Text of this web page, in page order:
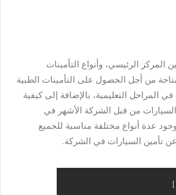
المركز الرئيسي، وأنواع التأمينات
من أجل الحصول على التأمينات الطبية
المراحل التعليمية، بالإضافة إلى كيفية
من قبل الشركة الأشهر في
عدة أنواع مختلفة مناسبة للجميع
تأمين السيارات في الشركة.